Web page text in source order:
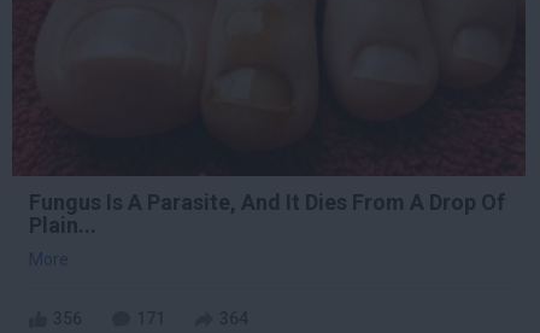
Fungus Is A Parasite, And It Dies From A Drop Of
Plain...
More